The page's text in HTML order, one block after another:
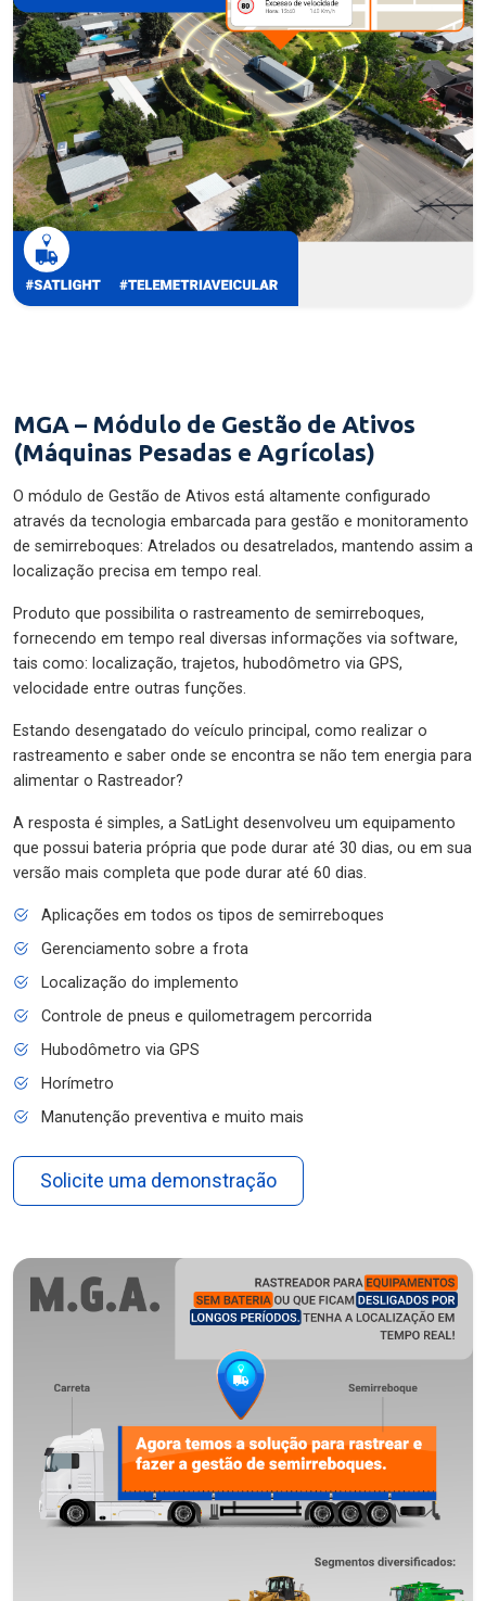
MGA – Módulo de Gestão de Ativos
(Máquinas Pesadas e Agrícolas)
O módulo de Gestão de Ativos está altamente configurado
através da tecnologia embarcada para gestão e monitoramento
de semirreboques: Atrelados ou desatrelados, mantendo assim a
localização precisa em tempo real.
Produto que possibilita o rastreamento de semirreboques,
fornecendo em tempo real diversas informações via software,
tais como: localização, trajetos, hubodômetro via GPS,
velocidade entre outras funções.
Estando desengatado do veículo principal, como realizar o
rastreamento e saber onde se encontra se não tem energia para
alimentar o Rastreador?
A resposta é simples, a SatLight desenvolveu um equipamento
que possui bateria própria que pode durar até 30 dias, ou em sua
versão mais completa que pode durar até 60 dias.
Aplicações em todos os tipos de semirreboques
Gerenciamento sobre a frota
Localização do implemento
Controle de pneus e quilometragem percorrida
Hubodômetro via GPS
Horímetro
Manutenção preventiva e muito mais
Solicite uma demonstração